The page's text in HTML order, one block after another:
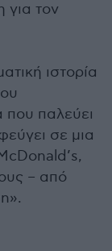
για τον
ιστορία
που παλεύει
σε μια
– από